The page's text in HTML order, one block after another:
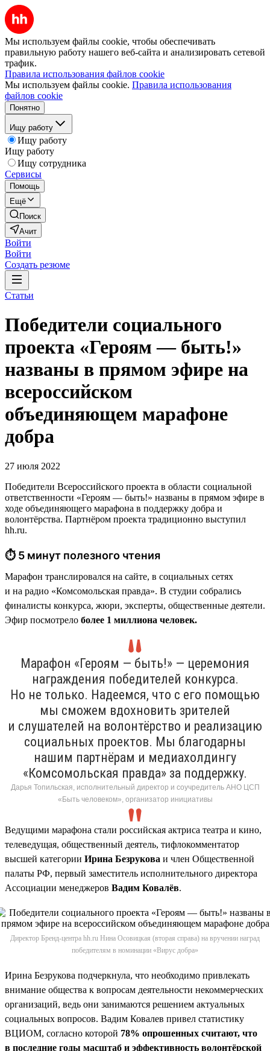
Мы используем файлы cookie, чтобы обеспечивать
правильную работу нашего веб-сайта и анализировать сетевой
трафик.
Правила использования файлов cookie
Мы используем файлы cookie. Правила использования
файлов cookie
Понятно
Ищу работу
Ищу работу
Ищу работу
Ищу сотрудника
Сервисы
Помощь
Ещё
Поиск
Ачит
Войти
Войти
Создать резюме
Статьи
Победители социального
проекта «Героям — быть!»
названы в прямом эфире на
всероссийском
объединяющем марафоне
добра
27 июля 2022
Победители Всероссийского проекта в области социальной
ответственности «Героям — быть!» названы в прямом эфире в
ходе объединяющего марафона в поддержку добра и
волонтёрства. Партнёром проекта традиционно выступил
hh.ru.
⏱ 5 минут полезного чтения
Марафон транслировался на сайте, в социальных сетях
и на радио «Комсомольская правда». В студии собрались
финалисты конкурса, жюри, эксперты, общественные деятели.
Эфир посмотрело более 1 миллиона человек.
Марафон «Героям — быть!» — церемония
награждения победителей конкурса.
Но не только. Надеемся, что с его помощью
мы сможем вдохновить зрителей
и слушателей на волонтёрство и реализацию
социальных проектов. Мы благодарны
нашим партнёрам и медиахолдингу
«Комсомольская правда» за поддержку.
Дарья Топильская, исполнительный директор и соучредитель АНО ЦСП
«Быть человеком», организатор инициативы
Ведущими марафона стали российская актриса театра и кино,
телеведущая, общественный деятель, тифлокомментатор
высшей категории Ирина Безрукова и член Общественной
палаты РФ, первый заместитель исполнительного директора
Ассоциации менеджеров Вадим Ковалёв.
Директор Бренд-центра hh.ru Нина Осовицкая (вторая справа) на вручении наград
победителям в номинации «Вирус добра»
Ирина Безрукова подчеркнула, что необходимо привлекать
внимание общества к вопросам деятельности некоммерческих
организаций, ведь они занимаются решением актуальных
социальных вопросов. Вадим Ковалев привел статистику
ВЦИОМ, согласно которой 78% опрошенных считают, что
в последние годы масштаб и эффективность волонтёрской